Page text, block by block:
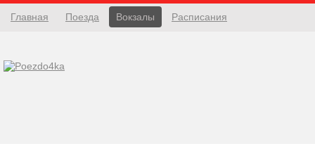
Главная Поезда Вокзалы Расписания